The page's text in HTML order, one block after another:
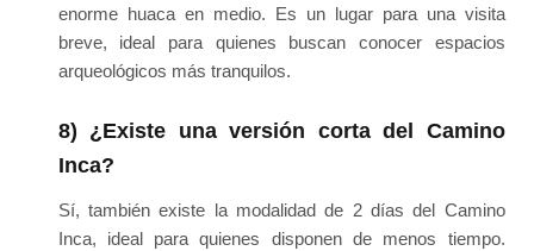
enorme huaca en medio. Es un lugar para una visita
breve, ideal para quienes buscan conocer espacios
arqueológicos más tranquilos.
8) ¿Existe una versión corta del Camino
Inca?
Sí, también existe la modalidad de 2 días del Camino
Inca, ideal para quienes disponen de menos tiempo.